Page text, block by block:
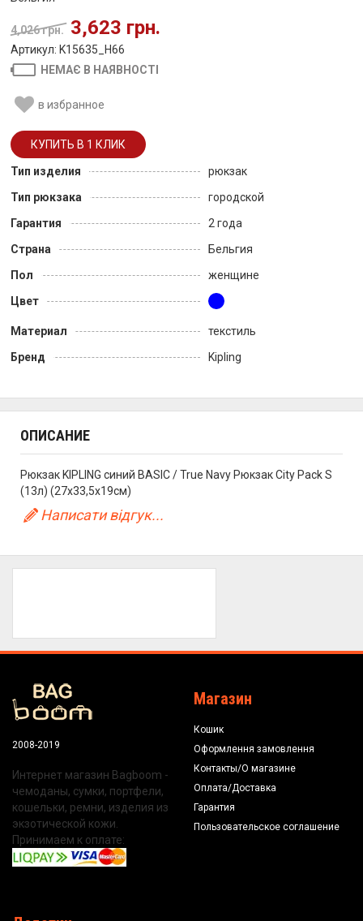
4,026 грн. 3,623 грн.
Артикул: K15635_H66
НЕМАЄ В НАЯВНОСТІ
в избранное
Тип изделия
рюкзак
Тип рюкзака
городской
Гарантия
2 года
Страна
Бельгия
Пол
женщине
Цвет
Материал
текстиль
Бренд
Kipling
ОПИСАНИЕ
Рюкзак KIPLING синий BASIC / True Navy Рюкзак City Pack S
(13л) (27x33,5x19см)
Написати відгук...
2008-2019
Интернет магазин Bagboom -
чемоданы, сумки, портфели,
кошельки, ремни, изделия из
экзотической кожи.
Принимаем к оплате:
Магазин
Кошик
Оформлення замовлення
Контакты/О магазине
Оплата/Доставка
Гарантия
Пользовательское соглашение